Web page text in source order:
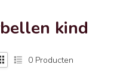
kind
0 Producten